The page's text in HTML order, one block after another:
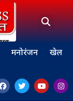
मनोरंजन खेल